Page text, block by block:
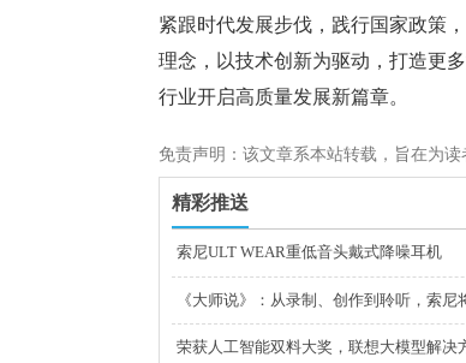
紧跟时代发展步伐，践行国家政策
理念，以技术创新为驱动，打造更
行业开启高质量发展新篇章。
免责声明：该文章系本站转载，旨在为
精彩推送
索尼ULT WEAR重低音头戴式降噪耳机
《大师说》：从录制、创作到聆听，索尼
荣获人工智能双料大奖，联想大模型解决